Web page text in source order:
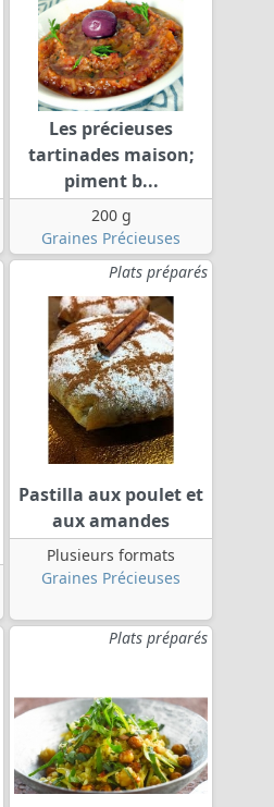
Les précieuses
tartinades maison;
piment b...
200 g
Graines Précieuses
Plats préparés
Pastilla aux poulet et
aux amandes
Plusieurs formats
Graines Précieuses
Plats préparés